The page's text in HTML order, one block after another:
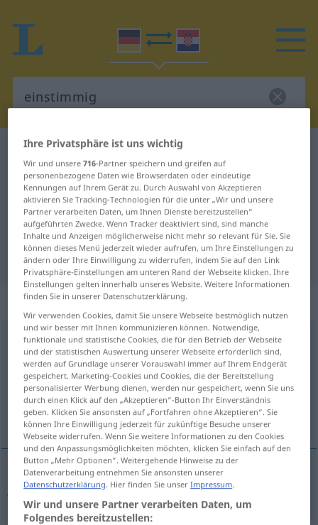
Deutsch-Kroatisch Wörterbuch
Deutsch-Kroatisch Übersetzung für
"einstimmig"
"einstimmig" Kroatisch
Übersetzung
„einstimmig“: Adjektiv
einstimmig adj
Übersicht aller Übersetzungen
(Für mehr Details die Übersetzung anklicken/antippen)
jednoglasan
jednoglasan einstimmig
Ihre Privatsphäre ist uns wichtig
Wir und unsere716-Partner speichern und greifen auf
personenbezogene Daten wie Browserdaten oder eindeutige
Kennungen auf Ihrem Gerät zu. Durch Auswahl von Akzeptieren
aktivieren Sie Tracking-Technologien für die unter „Wir und unsere
Partner verarbeiten Daten, um Ihnen Dienste bereitzustellen“
aufgeführten Zwecke. Wenn Tracker deaktiviert sind, sind manche
Inhalte und Anzeigen möglicherweise nicht mehr so relevant für Sie. Sie
können dieses Menü jederzeit wieder aufrufen, um Ihre Einstellungen zu
ändern oder Ihre Einwilligung zu widerrufen, indem Sie auf den Link
Privatsphäre-Einstellungen am unteren Rand der Webseite klicken. Ihre
Einstellungen gelten innerhalb unseres Website. Weitere Informationen
finden Sie in unserer Datenschutzerklärung.
Wir verwenden Cookies, damit Sie unsere Webseite bestmöglich nutzen
und wir besser mit Ihnen kommunizieren können. Notwendige,
funktionale und statistische Cookies, die für den Betrieb der Webseite
und der statistischen Auswertung unserer Webseite erforderlich sind,
werden auf Grundlage unserer Vorauswahl immer auf Ihrem Endgerät
gespeichert. Marketing-Cookies und Cookies, die der Bereitstellung
personalisierter Werbung dienen, werden nur gespeichert, wenn Sie uns
durch einen Klick auf den „Akzeptieren“-Button Ihr Einverständnis
geben. Klicken Sie ansonsten auf „Fortfahren ohne Akzeptieren“. Sie
können Ihre Einwilligung jederzeit für zukünftige Besuche unserer
Webseite widerrufen. Wenn Sie weitere Informationen zu den Cookies
und den Anpassungsmöglichkeiten möchten, klicken Sie einfach auf den
Button „Mehr Optionen“. Weitergehende Hinweise zu der
Datenverarbeitung entnehmen Sie ansonsten unserer
Datenschutzerklärung. Hier finden Sie unserImpressum.
Wir und unsere Partner verarbeiten Daten, um
Folgendes bereitzustellen: